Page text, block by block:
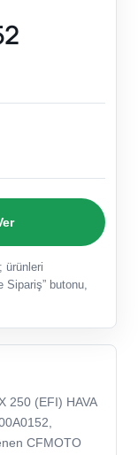
ürünleri
Sipariş” butonu,
250 (EFI) HAVA
CFMOTO